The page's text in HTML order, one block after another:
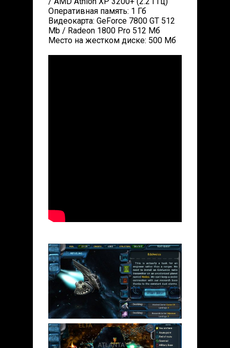
Оперативная память: 1 Гб
Видеокарта: GeForce 7800 GT 512
Mb / Radeon 1800 Pro 512 Мб
Место на жестком диске: 500 Мб